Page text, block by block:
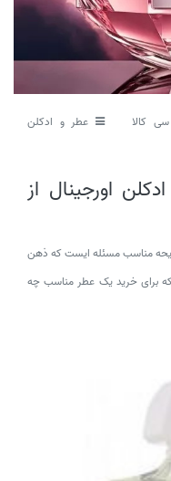
کالا
عطر و ادکلن
اورجینال از
مناسب مسئله ایست که ذهن
برای خرید یک عطر مناسب چه